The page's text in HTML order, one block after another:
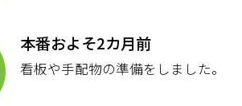
本番およそ2カ月前
看板や手配物の準備をしました。